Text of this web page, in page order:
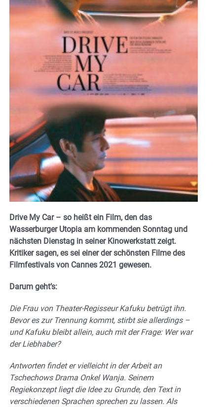
Drive My Car – so heißt ein Film, den das
Wasserburger Utopia am kommenden Sonntag und
nächsten Dienstag in seiner Kinowerkstatt zeigt.
Kritiker sagen, es sei einer der schönsten Filme des
Filmfestivals von Cannes 2021 gewesen.
Darum geht’s:
Die Frau von Theater-Regisseur Kafuku betrügt ihn.
Bevor es zur Trennung kommt, stirbt sie allerdings –
und Kafuku bleibt allein, auch mit der Frage: Wer war
der Liebhaber?
Antworten findet er vielleicht in der Arbeit an
Tschechows Drama Onkel Wanja. Seinem
Regiekonzept liegt die Idee zu Grunde, den Text in
verschiedenen Sprachen sprechen zu lassen. Als